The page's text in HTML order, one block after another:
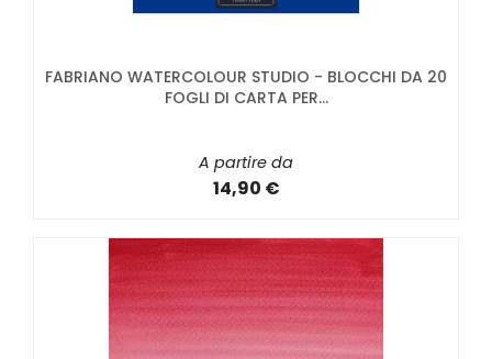
FABRIANO WATERCOLOUR STUDIO - BLOCCHI DA 20
FOGLI DI CARTA PER...
A partire da
14,90 €